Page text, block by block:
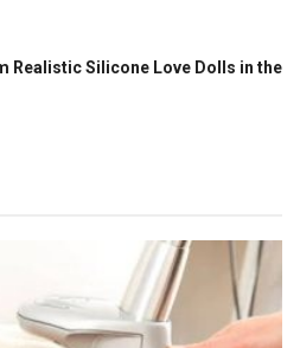
Realistic Silicone Love Dolls in the